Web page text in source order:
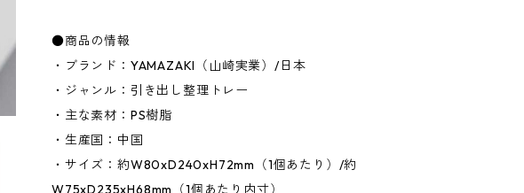
●商品の情報
・ブランド：YAMAZAKI（山崎実業）/日本
・ジャンル：引き出し整理トレー
・主な素材：PS樹脂
・生産国：中国
・サイズ：約W80xD240xH72mm（1個あたり）/約
W75xD235xH68mm（1個あたり内寸）